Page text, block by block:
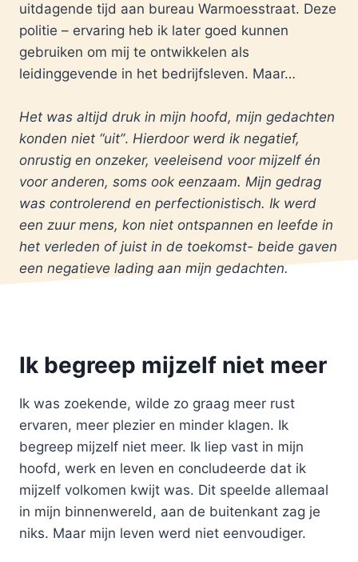
uitdagende tijd aan bureau Warmoesstraat. Deze
politie – ervaring heb ik later goed kunnen
gebruiken om mij te ontwikkelen als
leidinggevende in het bedrijfsleven. Maar…
Het was altijd druk in mijn hoofd, mijn gedachten
konden niet “uit”. Hierdoor werd ik negatief,
onrustig en onzeker, veeleisend voor mijzelf én
voor anderen, soms ook eenzaam. Mijn gedrag
was controlerend en perfectionistisch. Ik werd
een zuur mens, kon niet ontspannen en leefde in
het verleden of juist in de toekomst- beide gaven
een negatieve lading aan mijn gedachten.
Ik begreep mijzelf niet meer
Ik was zoekende, wilde zo graag meer rust
ervaren, meer plezier en minder klagen. Ik
begreep mijzelf niet meer. Ik liep vast in mijn
hoofd, werk en leven en concludeerde dat ik
mijzelf volkomen kwijt was. Dit speelde allemaal
in mijn binnenwereld, aan de buitenkant zag je
niks. Maar mijn leven werd niet eenvoudiger.